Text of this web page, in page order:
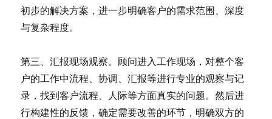
初步的解决方案，进一步明确客户的需求范围、深度
与复杂程度。
第三、汇报现场观察。顾问进入工作现场，对整个客
户的工作中流程、协调、汇报等进行专业的观察与记
录，找到客户流程、人际等方面真实的问题。然后进
行构建性的反馈，确定需要改善的环节，明确双方的